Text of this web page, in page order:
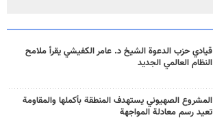
قيادي حزب الدعوة الشيخ د. عامر الكفيشي يقرأ ملامح
النظام العالمي الجديد
المشروع الصهيوني يستهدف المنطقة بأكملها والمقاومة
تعيد رسم معادلة المواجهة